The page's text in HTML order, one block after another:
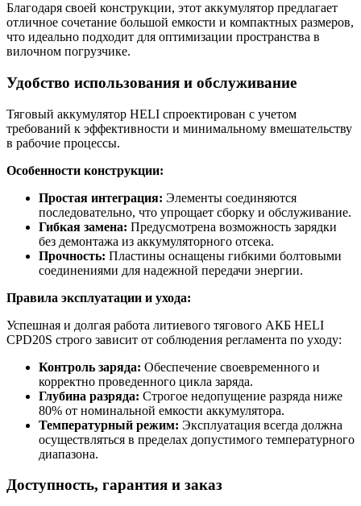
Благодаря своей конструкции, этот аккумулятор предлагает
отличное сочетание большой емкости и компактных размеров,
что идеально подходит для оптимизации пространства в
вилочном погрузчике.
Удобство использования и обслуживание
Тяговый аккумулятор HELI спроектирован с учетом
требований к эффективности и минимальному вмешательству
в рабочие процессы.
Особенности конструкции:
Простая интеграция: Элементы соединяются
последовательно, что упрощает сборку и обслуживание.
Гибкая замена: Предусмотрена возможность зарядки
без демонтажа из аккумуляторного отсека.
Прочность: Пластины оснащены гибкими болтовыми
соединениями для надежной передачи энергии.
Правила эксплуатации и ухода:
Успешная и долгая работа литиевого тягового АКБ HELI
CPD20S строго зависит от соблюдения регламента по уходу:
Контроль заряда: Обеспечение своевременного и
корректно проведенного цикла заряда.
Глубина разряда: Строгое недопущение разряда ниже
80% от номинальной емкости аккумулятора.
Температурный режим: Эксплуатация всегда должна
осуществляться в пределах допустимого температурного
диапазона.
Доступность, гарантия и заказ